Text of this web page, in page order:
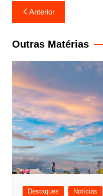
Navegação
de
Post
Anterior
Outras Matérias
Destaques Notícias